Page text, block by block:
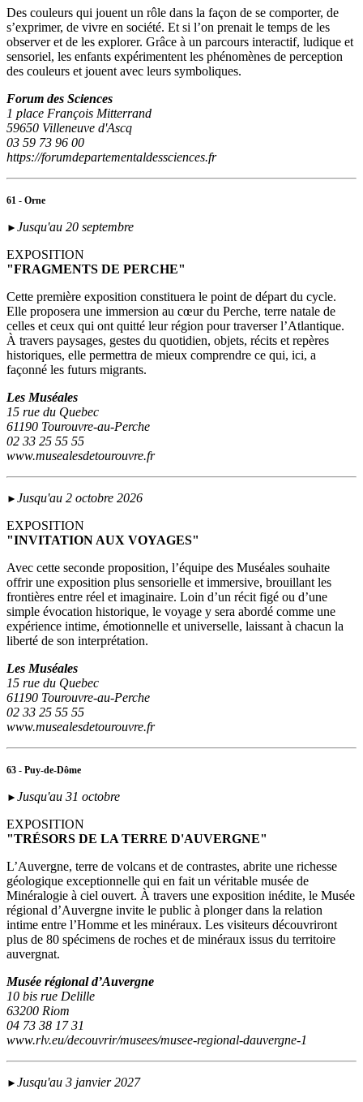
Des couleurs qui jouent un rôle dans la façon de se comporter, de
s’exprimer, de vivre en société. Et si l’on prenait le temps de les
observer et de les explorer. Grâce à un parcours interactif, ludique et
sensoriel, les enfants expérimentent les phénomènes de perception
des couleurs et jouent avec leurs symboliques.
Forum des Sciences
1 place François Mitterrand
59650 Villeneuve d'Ascq
03 59 73 96 00
https://forumdepartementaldessciences.fr
61 - Orne
► Jusqu'au 20 septembre
EXPOSITION
"FRAGMENTS DE PERCHE"
Cette première exposition constituera le point de départ du cycle.
Elle proposera une immersion au cœur du Perche, terre natale de
celles et ceux qui ont quitté leur région pour traverser l’Atlantique.
À travers paysages, gestes du quotidien, objets, récits et repères
historiques, elle permettra de mieux comprendre ce qui, ici, a
façonné les futurs migrants.
Les Muséales
15 rue du Quebec
61190 Tourouvre-au-Perche
02 33 25 55 55
www.musealesdetourouvre.fr
► Jusqu'au 2 octobre 2026
EXPOSITION
"INVITATION AUX VOYAGES"
Avec cette seconde proposition, l’équipe des Muséales souhaite
offrir une exposition plus sensorielle et immersive, brouillant les
frontières entre réel et imaginaire. Loin d’un récit figé ou d’une
simple évocation historique, le voyage y sera abordé comme une
expérience intime, émotionnelle et universelle, laissant à chacun la
liberté de son interprétation.
Les Muséales
15 rue du Quebec
61190 Tourouvre-au-Perche
02 33 25 55 55
www.musealesdetourouvre.fr
63 - Puy-de-Dôme
► Jusqu'au 31 octobre
EXPOSITION
"TRÉSORS DE LA TERRE D'AUVERGNE"
L’Auvergne, terre de volcans et de contrastes, abrite une richesse
géologique exceptionnelle qui en fait un véritable musée de
Minéralogie à ciel ouvert. À travers une exposition inédite, le Musée
régional d’Auvergne invite le public à plonger dans la relation
intime entre l’Homme et les minéraux. Les visiteurs découvriront
plus de 80 spécimens de roches et de minéraux issus du territoire
auvergnat.
Musée régional d’Auvergne
10 bis rue Delille
63200 Riom
04 73 38 17 31
www.rlv.eu/decouvrir/musees/musee-regional-dauvergne-1
► Jusqu'au 3 janvier 2027